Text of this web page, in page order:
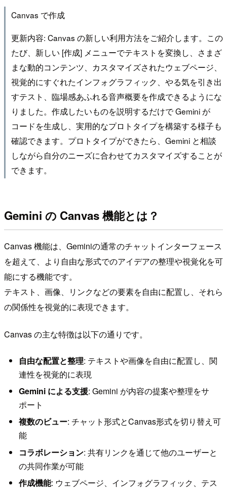
Canvas で作成
更新内容: Canvas の新しい利用方法をご紹介します。この
たび、新しい [作成] メニューでテキストを変換し、さまざ
まな動的コンテンツ、カスタマイズされたウェブページ、
視覚的にすぐれたインフォグラフィック、やる気を引き出
すテスト、臨場感あふれる音声概要を作成できるようにな
りました。作成したいものを説明するだけで Gemini が
コードを生成し、実用的なプロトタイプを構築する様子も
確認できます。プロトタイプができたら、Gemini と相談
しながら自分のニーズに合わせてカスタマイズすることが
できます。
Gemini の Canvas 機能とは？
Canvas 機能は、Geminiの通常のチャットインターフェース
を超えて、より自由な形式でのアイデアの整理や視覚化を可
能にする機能です。
テキスト、画像、リンクなどの要素を自由に配置し、それら
の関係性を視覚的に表現できます。
Canvas の主な特徴は以下の通りです。
自由な配置と整理: テキストや画像を自由に配置し、関
連性を視覚的に表現
Gemini による支援: Gemini が内容の提案や整理をサ
ポート
複数のビュー: チャット形式とCanvas形式を切り替え可
能
コラボレーション: 共有リンクを通じて他のユーザーと
の共同作業が可能
作成機能: ウェブページ、インフォグラフィック、テス